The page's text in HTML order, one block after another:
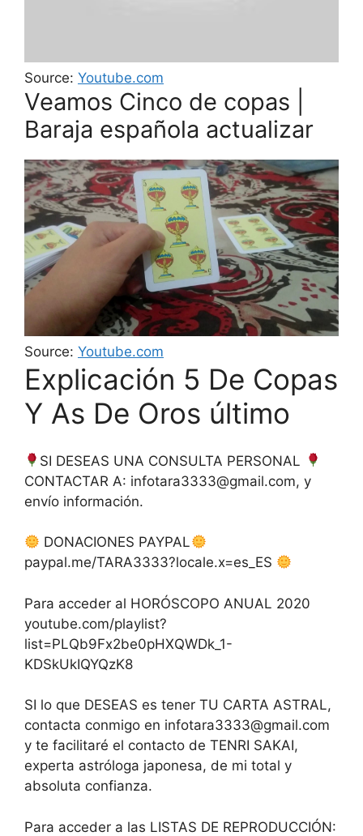
Source: Youtube.com
Veamos Cinco de copas |
Baraja española actualizar
Source: Youtube.com
Explicación 5 De Copas
Y As De Oros último
SI DESEAS UNA CONSULTA PERSONAL
CONTACTAR A: infotara3333@gmail.com, y
envío información.
DONACIONES PAYPAL
paypal.me/TARA3333?locale.x=es_ES
Para acceder al HORÓSCOPO ANUAL 2020
youtube.com/playlist?
list=PLQb9Fx2be0pHXQWDk_1-
KDSkUkIQYQzK8
SI lo que DESEAS es tener TU CARTA ASTRAL,
contacta conmigo en infotara3333@gmail.com
y te facilitaré el contacto de TENRI SAKAI,
experta astróloga japonesa, de mi total y
absoluta confianza.
Para acceder a las LISTAS DE REPRODUCCIÓN: